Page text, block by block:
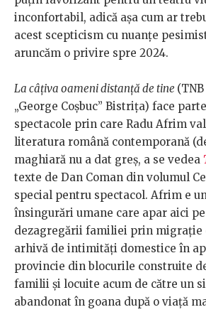
inconfortabil, adică așa cum ar
acest scepticism cu nuanțe
aruncăm o privire spre 2024.
La câțiva oameni distanță de tine
„George Coșbuc” Bistrița) face
spectacole prin care Radu Afrim
literatura română contemporană
maghiară nu a dat greș, a se vedea
texte de Dan Coman din volumul
special pentru spectacol. Afrim e
însingurări umane care apar aici
dezagregării familiei prin migrație
arhivă de intimități domestice în
provincie din blocurile construite
familii și locuite acum de către un
abandonat în goana după o viață